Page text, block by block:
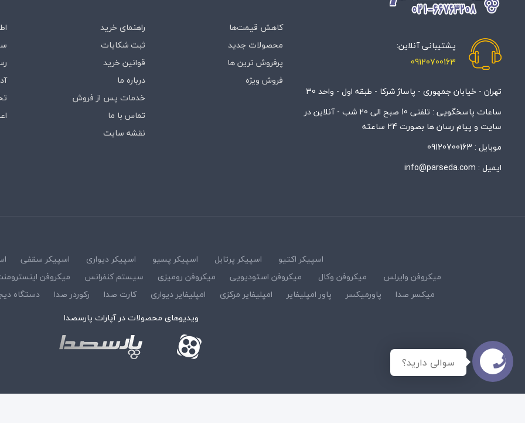
پشتیبانی آنلاین:
09120700163
تهران - خیابان جمهوری - پاساژ شرکا - طبقه اول - واحد 30
ساعات پاسخگویی : تلفنی 10 صبح الی 20 شب - آنلاین در
سایت و پیام رسان ها بصورت 24 ساعته
موبایل : 09120700163
ایمیل : info@parseda.com
کاهش قیمت‌ها
محصولات جدید
پرفروش ترین ها
فروش ویژه
راهنمای خرید
ثبت شکایات
قوانین خرید
درباره‌ ما
خدمات پس از فروش
تماس با ما
نقشه سایت
اسپیکر اکتیو اسپیکر پرتابل اسپیکر پسیو اسپیکر دیواری اسپیکر سقفی
میکروفن وایرلس
میکروفن وکال میکروفن استودیویی میکروفن رومیزی سیستم کنفرانس میکروفن
میکسر صدا
پاورمیکسر پاور امپلیفایر امپلیفایر مرکزی امپلیفایر دیواری کارت صدا رکوردر صدا دستگاه
ویدیوهای محصولات در آپارات پارسصدا
سوالی دارید؟